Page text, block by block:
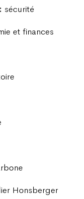
sécurité
et finances
Honsberger